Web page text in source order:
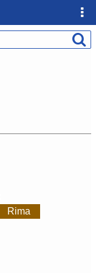
Rima